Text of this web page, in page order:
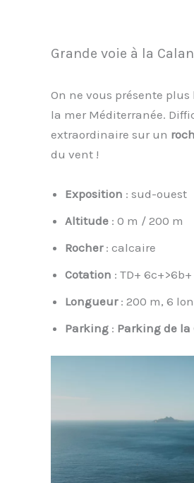
Grande voie à la
On ne vous présente plus
la mer Méditerranée.
extraordinaire sur un
du vent !
Exposition : sud-ouest
Altitude : 0 m / 200 m
Rocher : calcaire
Cotation : TD+ 6c+>6b+
Longueur : 200 m, 6
Parking : Parking de la